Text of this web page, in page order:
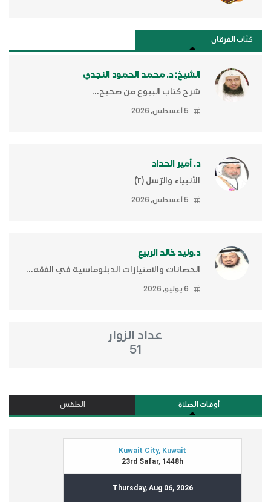
كتَّاب الفرقان
الشيخ: د. محمد الحمود النجدي
شرح كتاب البيوع من صحيح...
5 أغسطس, 2026
د. أمير الحداد
الأنبياء والرّسل (٢)ّ
5 أغسطس, 2026
د.وليد خالد الربيع
الحصانات والامتيازات الدبلوماسية في الفقه...
6 يوليو, 2026
عداد الزوار
51
أوقات الصلاة الطقس